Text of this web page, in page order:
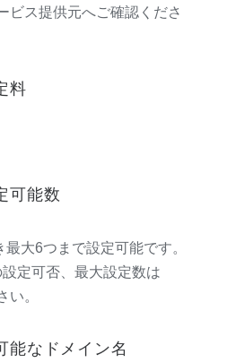
ビス提供元へご確認くださ
料
可能数
大6つまで設定可能です。
定可否、最大設定数は
い。
能なドメイン名